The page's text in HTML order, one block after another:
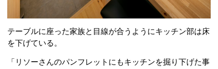
テーブルに座った家族と目線が合うようにキッチン部は床
を下げている。
「リソーさんのパンフレットにもキッチンを掘り下げた事